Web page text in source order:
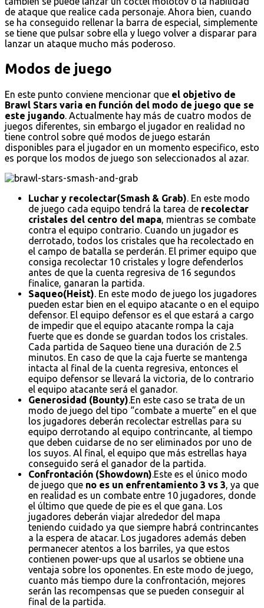
de ataque que realice cada personaje. Ahora bien, cuando
se ha conseguido rellenar la barra de especial, simplemente
se tiene que pulsar sobre ella y luego volver a disparar para
lanzar un ataque mucho más poderoso.
Modos de juego
En este punto conviene mencionar que el objetivo de
Brawl Stars varia en función del modo de juego que se
este jugando. Actualmente hay más de cuatro modos de
juegos diferentes, sin embargo el jugador en realidad no
tiene control sobre qué modos de juego estarán
disponibles para el jugador en un momento especifico, esto
es porque los modos de juego son seleccionados al azar.
Luchar y recolectar(Smash & Grab). En este modo
de juego cada equipo tendrá la tarea de recolectar
cristales del centro del mapa, mientras se combate
contra el equipo contrario. Cuando un jugador es
derrotado, todos los cristales que ha recolectado en
el campo de batalla se perderán. El primer equipo que
consiga recolectar 10 cristales y logre defenderlos
antes de que la cuenta regresiva de 16 segundos
finalice, ganaran la partida.
Saqueo(Heist). En este modo de juego los jugadores
pueden estar bien en el equipo atacante o en el equipo
defensor. El equipo defensor es el que estará a cargo
de impedir que el equipo atacante rompa la caja
fuerte que es donde se guardan todos los cristales.
Cada partida de Saqueo tiene una duración de 2.5
minutos. En caso de que la caja fuerte se mantenga
intacta al final de la cuenta regresiva, entonces el
equipo defensor se llevará la victoria, de lo contrario
el equipo atacante será el ganador.
Generosidad (Bounty).En este caso se trata de un
modo de juego del tipo “combate a muerte” en el que
los jugadores deberán recolectar estrellas para su
equipo derrotando al equipo contrincante, al tiempo
que deben cuidarse de no ser eliminados por uno de
los suyos. Al final, el equipo que más estrellas haya
conseguido será el ganador de la partida.
Confrontación (Showdown).Este es el único modo
de juego que no es un enfrentamiento 3 vs 3, ya que
en realidad es un combate entre 10 jugadores, donde
el último que quede de pie es el que gana. Los
jugadores deberán viajar alrededor del mapa
teniendo cuidado ya que siempre habrá contrincantes
a la espera de atacar. Los jugadores además deben
permanecer atentos a los barriles, ya que estos
contienen power-ups que al usarlos se obtiene una
ventaja sobre los oponentes. En este modo de juego,
cuanto más tiempo dure la confrontación, mejores
serán las recompensas que se pueden conseguir al
final de la partida.